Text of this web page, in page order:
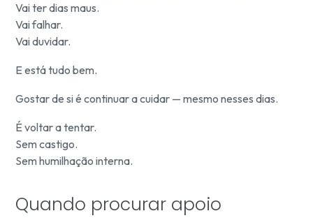
Vai ter dias maus.
Vai falhar.
Vai duvidar.
E está tudo bem.
Gostar de si é continuar a cuidar — mesmo nesses dias.
É voltar a tentar.
Sem castigo.
Sem humilhação interna.
Quando procurar apoio